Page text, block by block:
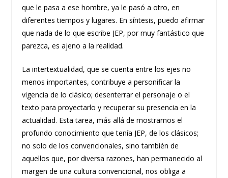
que le pasa a ese hombre, ya le pasó a otro, en
diferentes tiempos y lugares. En síntesis, puedo afirmar
que nada de lo que escribe JEP, por muy fantástico que
parezca, es ajeno a la realidad.
La intertextualidad, que se cuenta entre los ejes no
menos importantes, contribuye a personificar la
vigencia de lo clásico; desenterrar el personaje o el
texto para proyectarlo y recuperar su presencia en la
actualidad. Esta tarea, más allá de mostrarnos el
profundo conocimiento que tenía JEP, de los clásicos;
no solo de los convencionales, sino también de
aquellos que, por diversa razones, han permanecido al
margen de una cultura convencional, nos obliga a